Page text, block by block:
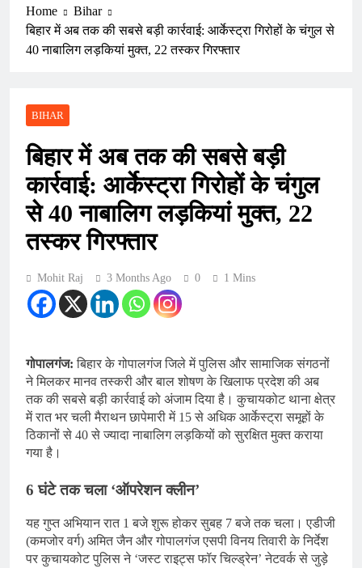
Home
Bihar
बिहार में अब तक की सबसे बड़ी कार्रवाई: आर्केस्ट्रा गिरोहों के चंगुल से
40 नाबालिग लड़कियां मुक्त, 22 तस्कर गिरफ्तार
BIHAR
बिहार में अब तक की सबसे बड़ी
कार्रवाई: आर्केस्ट्रा गिरोहों के चंगुल
से 40 नाबालिग लड़कियां मुक्त, 22
तस्कर गिरफ्तार
Mohit Raj 3 Months Ago 0 1 Mins
गोपालगंज: बिहार के गोपालगंज जिले में पुलिस और सामाजिक संगठनों
ने मिलकर मानव तस्करी और बाल शोषण के खिलाफ प्रदेश की अब
तक की सबसे बड़ी कार्रवाई को अंजाम दिया है। कुचायकोट थाना क्षेत्र
में रात भर चली मैराथन छापेमारी में 15 से अधिक आर्केस्ट्रा समूहों के
ठिकानों से 40 से ज्यादा नाबालिग लड़कियों को सुरक्षित मुक्त कराया
गया है।
6 घंटे तक चला ‘ऑपरेशन क्लीन’
यह गुप्त अभियान रात 1 बजे शुरू होकर सुबह 7 बजे तक चला। एडीजी
(कमजोर वर्ग) अमित जैन और गोपालगंज एसपी विनय तिवारी के निर्देश
पर कुचायकोट पुलिस ने ‘जस्ट राइट्स फॉर चिल्ड्रेन’ नेटवर्क से जुड़े